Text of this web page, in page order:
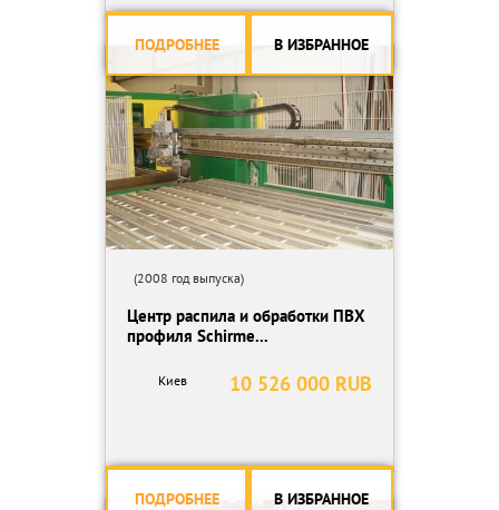
ПОДРОБНЕЕ В ИЗБРАННОЕ
(2008 год выпуска)
Центр распила и обработки ПВХ
профиля Schirme...
10 526 000 RUB
Киев
ПОДРОБНЕЕ В ИЗБРАННОЕ